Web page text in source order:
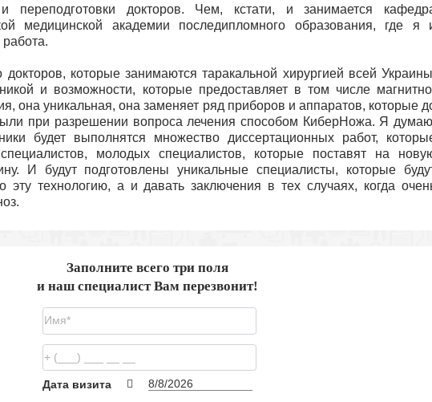
и переподготовки докторов. Чем, кстати, и занимается
медицинской академии последипломного образования, где я
докторов, которые занимаются таракальной хирургией всей
и возможности, которые предоставляет в том числе
она уникальная, она заменяет ряд приборов и аппаратов, которые
при разрешении вопроса лечения способом КиберНожа. Я
будет выполнятся множество диссертационных работ,
молодых специалистов, которые поставят на
И будут подготовлены уникальные специалисты, которые
эту технологию, а и давать заключения в тех случаях, когда
Заполните всего три поля
и наш специалист Вам перезвонит!
Дата визита